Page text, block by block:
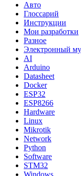
Авто
Глоссарий
Инструкции
Мои разработки
Разное
Электронный
AI
Arduino
Datasheet
Docker
ESP32
ESP8266
Hardware
Linux
Mikrotik
Network
Python
Software
STM32
Windows